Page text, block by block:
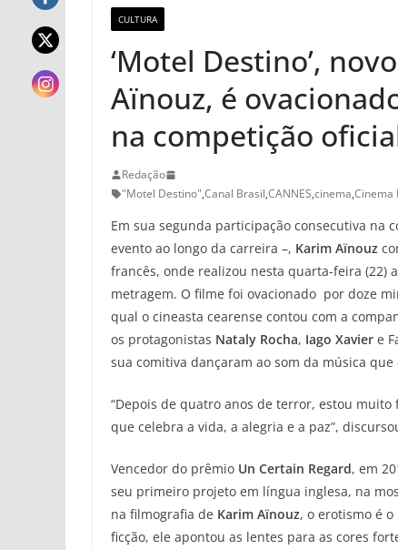
CULTURA
‘Motel Destino’,
Aïnouz, é
na competição
Redação
"Motel Destino",Canal Brasil,CANNES,cinema,Cinema
Em sua segunda participação consecutiva na
evento ao longo da carreira –, Karim Aïnouz
francês, onde realizou nesta quarta-feira (22)
metragem. O filme foi ovacionado por doze
qual o cineasta cearense contou com a
os protagonistas Nataly Rocha, Iago Xavier e
sua comitiva dançaram ao som da música
“Depois de quatro anos de terror, estou
que celebra a vida, a alegria e a paz”,
Vencedor do prêmio Un Certain Regard, em
seu primeiro projeto em língua inglesa, na
na filmografia de Karim Aïnouz, o erotismo é o
ficção, ele apontou as lentes para as cores